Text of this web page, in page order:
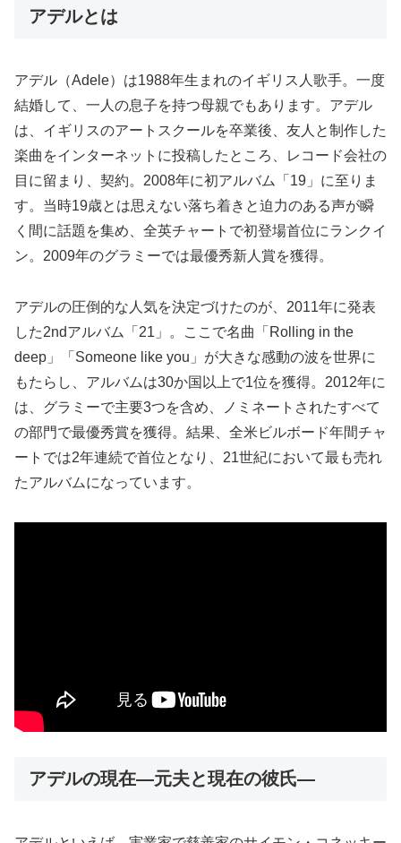
アデルとは
アデル（Adele）は1988年生まれのイギリス人歌手。一度
結婚して、一人の息子を持つ母親でもあります。アデル
は、イギリスのアートスクールを卒業後、友人と制作した
楽曲をインターネットに投稿したところ、レコード会社の
目に留まり、契約。2008年に初アルバム「19」に至りま
す。当時19歳とは思えない落ち着きと迫力のある声が瞬
く間に話題を集め、全英チャートで初登場首位にランクイ
ン。2009年のグラミーでは最優秀新人賞を獲得。
アデルの圧倒的な人気を決定づけたのが、2011年に発表
した2ndアルバム「21」。ここで名曲「Rolling in the
deep」「Someone like you」が大きな感動の波を世界に
もたらし、アルバムは30か国以上で1位を獲得。2012年に
は、グラミーで主要3つを含め、ノミネートされたすべて
の部門で最優秀賞を獲得。結果、全米ビルボード年間チャ
ートでは2年連続で首位となり、21世紀において最も売れ
たアルバムになっています。
アデルの現在―元夫と現在の彼氏―